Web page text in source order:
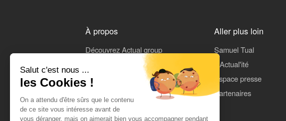
Salut c'est nous ...
les Cookies !
On a attendu d'être sûrs que le contenu
de ce site vous intéresse avant de
vous déranger, mais on aimerait bien vous accompagner pendant
À propos
Découvrez Actual group
On parle de nous
CGU
Aller plus loin
Samuel Tual
L'Actual'ité
Espace presse
Partenaires